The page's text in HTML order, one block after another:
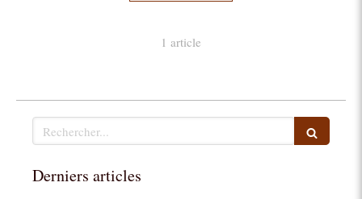
1 article
Rechercher
Derniers articles